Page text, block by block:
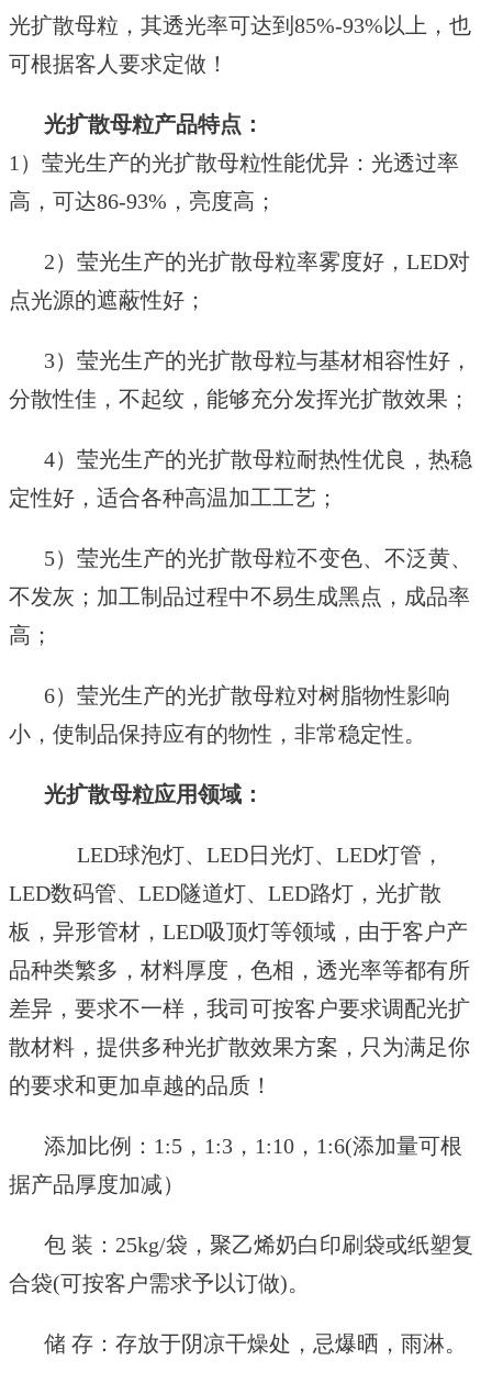
光扩散母粒， 其透光率可达到 85%-93%以上 ， 也
可根据客人要求定做！
光扩散母粒产品特点：
1 ） 莹光生产的光扩散母粒性能优异：光透过率
高，可达86-93% ，亮度高；
2） 莹光生产的光扩散母粒率雾度好， LED对
点光源的遮蔽性好；
3） 莹光生产的光扩散母粒与基材相容性好，
分散性佳，不起纹，能够充分发挥光扩散效果；
4） 莹光生产的光扩散母粒耐热性优良，热稳
定性好，适合各种高温加工工艺；
5） 莹光生产的光扩散母粒不变色、不泛黄、
不发灰；加工制品过程中不易生成黑点，成品率
高；
6） 莹光生产的光扩散母粒对树脂物性影响
小，使制品保持应有的物性，非常稳定性。
光扩散母粒应用领域：
LED球泡灯、 LED日光灯、 LED灯管，
LED数码管、 LED隧道灯、 LED路灯， 光扩散
板，异形管材，LED吸顶灯等领域 ， 由于客户产
品种类繁多，材料厚度，色相，透光率等都有所
差异，要求不一样，我司可按客户要求调配光扩
散材料，提供多种光扩散效果方案，只为满足你
的要求和更加卓越的品质！
添加比例： 1:5 ， 1:3 ， 1:10 ， 1:6(添加量可根
据产品厚度加减）
包 装： 25kg/袋，聚乙烯奶白印刷袋或纸塑复
合袋(可按客户需求予以订做)。
储 存：存放于阴凉干燥处，忌爆晒，雨淋。